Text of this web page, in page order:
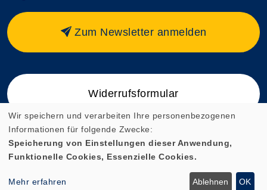
Zum Newsletter anmelden
Widerrufsformular
Cookie Einstellungen
Wir speichern und verarbeiten Ihre personenbezogenen
Informationen für folgende Zwecke:
Speicherung von Einstellungen dieser Anwendung,
Funktionelle Cookies, Essenzielle Cookies.
Mehr erfahren Ablehnen OK